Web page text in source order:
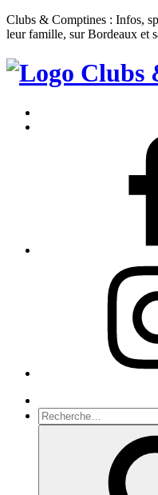
Clubs & Comptines : Infos,
leur famille, sur Bordeaux et
Clubs
Comptines
Recherche
pour